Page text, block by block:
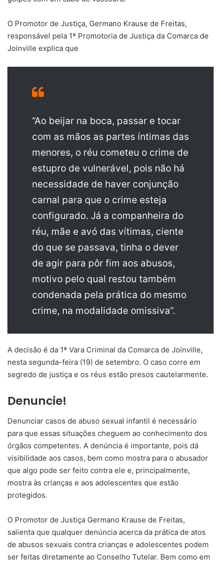
O Promotor de Justiça, Germano Krause de Freitas,
responsável pela 1ª Promotoria de Justiça da Comarca de
Joinville explica que
“Ao beijar na boca, passar e tocar
com as mãos as partes íntimas das
menores, o réu cometeu o crime de
estupro de vulnerável, pois não há
necessidade de haver conjunção
carnal para que o crime esteja
configurado. Já a companheira do
réu, mãe e avó das vítimas, ciente
do que se passava, tinha o dever
de agir para pôr fim aos abusos,
motivo pelo qual restou também
condenada pela prática do mesmo
crime, na modalidade omissiva”.
A decisão é da 1ª Vara Criminal da Comarca de Joinville,
nesta segunda-feira (19) de setembro. O caso corre em
segredo de justiça e os réus estão presos cautelarmente.
Denuncie!
Denunciar casos de abuso sexual infantil é necessário
para que essas situações cheguem ao conhecimento dos
órgãos competentes. A denúncia é importante, pois dá
visibilidade aos casos, bem como mostra para o abusador
que algo pode ser feito contra ele e, principalmente,
mostra às crianças e aos adolescentes que estão
protegidos.
O Promotor de Justiça Germano Krause de Freitas,
salienta que qualquer denúncia acerca da prática de atos
de abusos sexuais contra crianças e adolescentes podem
ser feitas diretamente ao Conselho Tutelar. Bem como em